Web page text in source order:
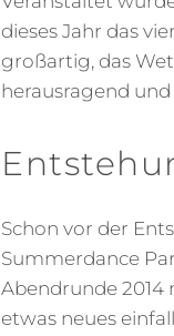
dieses Jahr das
großartig, das
herausragend
Schon vor der
Summerdance
Abendrunde 2014
etwas neues